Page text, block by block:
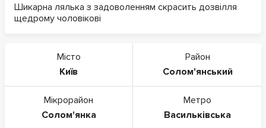
Шикарна лялька з задоволенням скрасить дозвілля
щедрому чоловікові
Місто
Київ
Район
Солом'янський
Мікрорайон
Солом'янка
Метро
Васильківська